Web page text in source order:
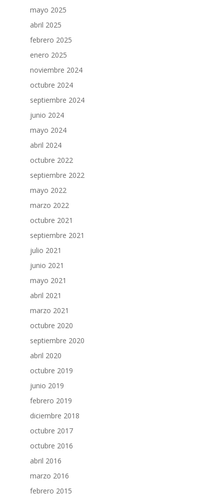
mayo 2025
abril 2025
febrero 2025
enero 2025
noviembre 2024
octubre 2024
septiembre 2024
junio 2024
mayo 2024
abril 2024
octubre 2022
septiembre 2022
mayo 2022
marzo 2022
octubre 2021
septiembre 2021
julio 2021
junio 2021
mayo 2021
abril 2021
marzo 2021
octubre 2020
septiembre 2020
abril 2020
octubre 2019
junio 2019
febrero 2019
diciembre 2018
octubre 2017
octubre 2016
abril 2016
marzo 2016
febrero 2015